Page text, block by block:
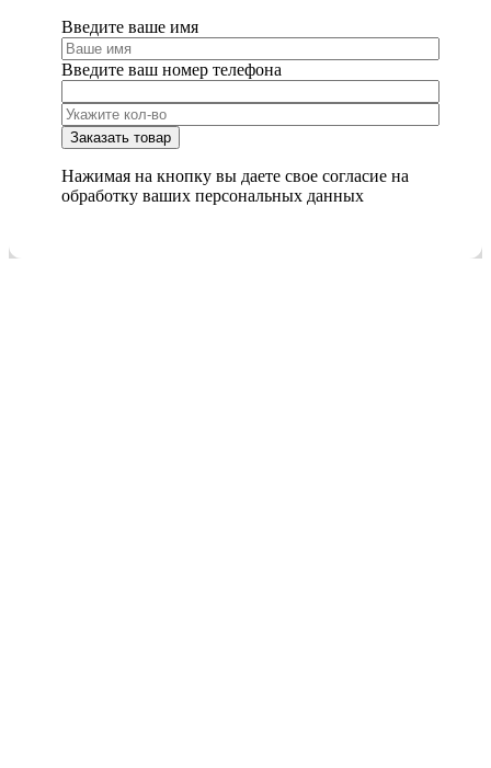
Введите ваше имя
Введите ваш номер телефона
Нажимая на кнопку вы даете свое согласие на
обработку ваших персональных данных